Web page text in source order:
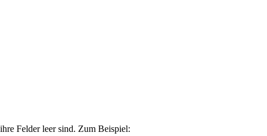
Felder leer sind. Zum Beispiel: